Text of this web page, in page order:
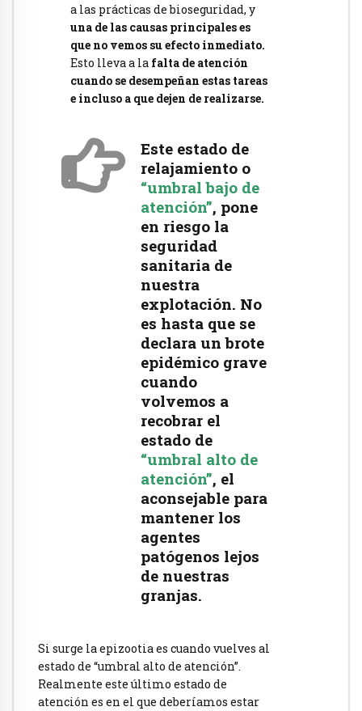
a las prácticas de bioseguridad, y
una de las causas principales es
que no vemos su efecto inmediato.
Esto lleva a la falta de atención
cuando se desempeñan estas tareas
e incluso a que dejen de realizarse.
Este estado de
relajamiento o
“umbral bajo de
atención”, pone
en riesgo la
seguridad
sanitaria de
nuestra
explotación. No
es hasta que se
declara un brote
epidémico grave
cuando
volvemos a
recobrar el
estado de
“umbral alto de
atención”, el
aconsejable para
mantener los
agentes
patógenos lejos
de nuestras
granjas.
Si surge la epizootia es cuando vuelves al
estado de “umbral alto de atención”.
Realmente este último estado de
atención es en el que deberíamos estar